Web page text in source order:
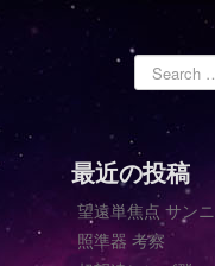
最近の投稿
望遠単焦点 サン
照準器 考察